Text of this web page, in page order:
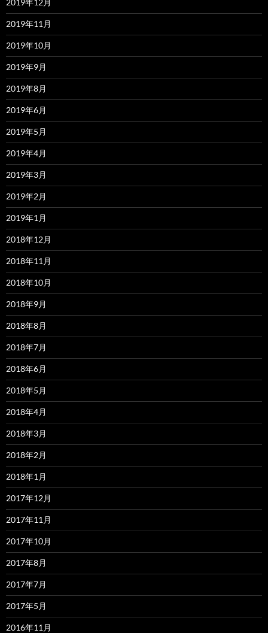
2019年12月
2019年11月
2019年10月
2019年9月
2019年8月
2019年6月
2019年5月
2019年4月
2019年3月
2019年2月
2019年1月
2018年12月
2018年11月
2018年10月
2018年9月
2018年8月
2018年7月
2018年6月
2018年5月
2018年4月
2018年3月
2018年2月
2018年1月
2017年12月
2017年11月
2017年10月
2017年8月
2017年7月
2017年5月
2016年11月